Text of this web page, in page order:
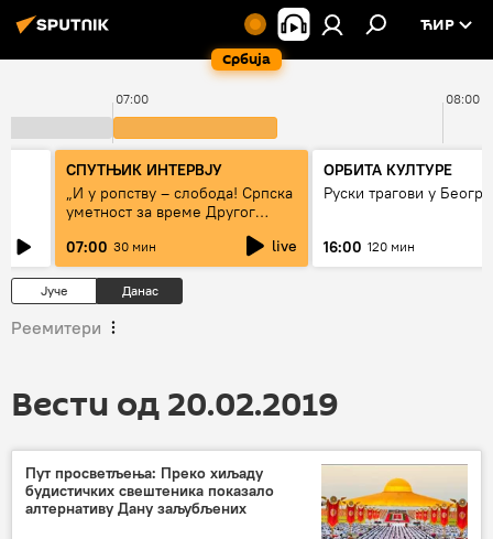
Србија
ЋИР
07:00 08:00
СПУТЊИК ИНТЕРВЈУ
„И у ропству – слобода! Српска
уметност за време Другог
07:00 30 мин live
ОРБИТА КУЛТУРЕ
Руски трагови у
16:00 120 мин
Јуче Данас
Реемитери
Вести од 20.02.2019
Пут просветљења: Преко хиљаду
будистичких свештеника показало
алтернативу Дану заљубљених